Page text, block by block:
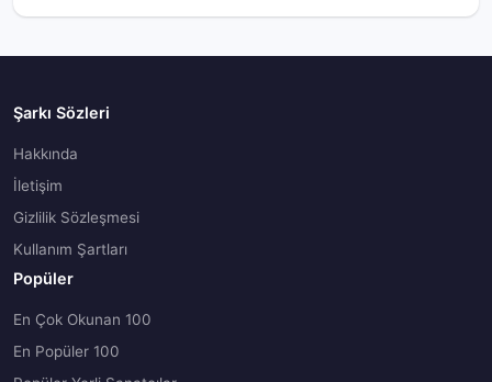
Şarkı Sözleri
Hakkında
İletişim
Gizlilik Sözleşmesi
Kullanım Şartları
Popüler
En Çok Okunan 100
En Popüler 100